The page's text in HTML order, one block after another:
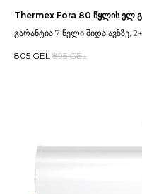
Thermex Fora 80 წყლის ელ
გარანტია 7 წელი შიდა ავზზე,
805 GEL 895 GEL